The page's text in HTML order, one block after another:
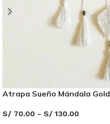
Atrapa Sueño Mándala Gold
S/ 70.00 - S/ 130.00